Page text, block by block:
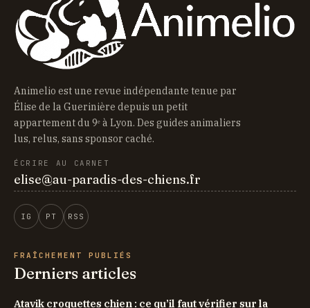
Animelio est une revue indépendante tenue par
Élise de la Guerinière depuis un petit
appartement du 9ᵉ à Lyon. Des guides animaliers
lus, relus, sans sponsor caché.
ÉCRIRE AU CARNET
elise@au-paradis-des-chiens.fr
IG PT RSS
FRAÎCHEMENT PUBLIÉS
Derniers articles
Atavik croquettes chien : ce qu’il faut vérifier sur la